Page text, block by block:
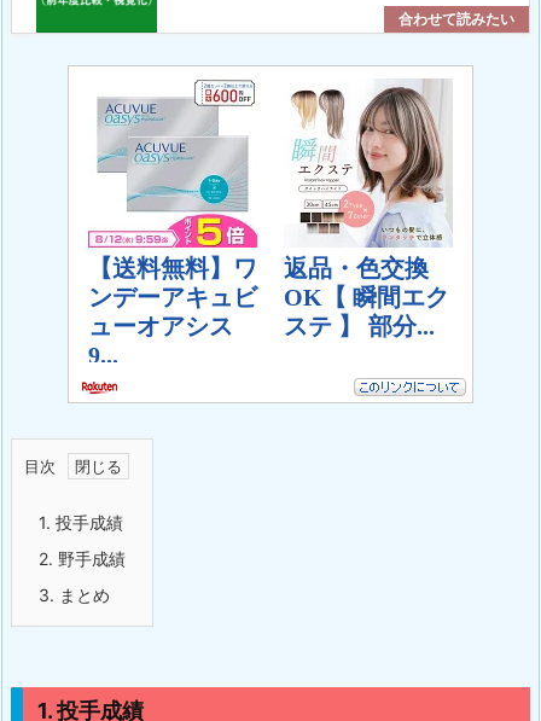
目次
1. 投手成績
2. 野手成績
3. まとめ
1. 投手成績